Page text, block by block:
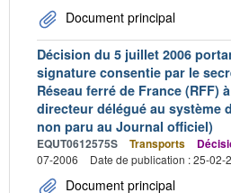
Document principal
Décision du 5 juillet 2006
signature consentie par le
Réseau ferré de France (RFF)
directeur délégué au système
non paru au Journal officiel)
EQUT0612575S Transports
07-2006
Date de publication : 25-02-
Document principal